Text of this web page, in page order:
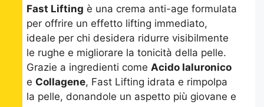
Fast Lifting è una crema anti-age formulata
per offrire un effetto lifting immediato,
ideale per chi desidera ridurre visibilmente
le rughe e migliorare la tonicità della pelle.
Grazie a ingredienti come Acido Ialuronico
e Collagene, Fast Lifting idrata e rimpolpa
la pelle, donandole un aspetto più giovane e